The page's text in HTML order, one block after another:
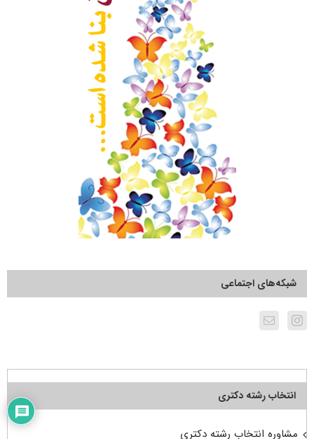
شبکه‌های اجتماعی
انتخاب رشته دکتری
مشاوره انتخاب رشته دکتری